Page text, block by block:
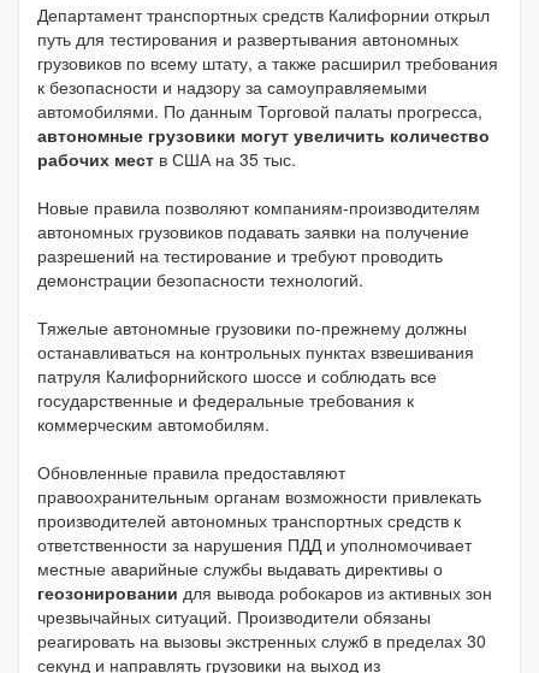
Департамент транспортных средств Калифорнии открыл
путь для тестирования и развертывания автономных
грузовиков по всему штату, а также расширил требования
к безопасности и надзору за самоуправляемыми
автомобилями. По данным Торговой палаты прогресса,
автономные грузовики могут увеличить количество
рабочих мест в США на 35 тыс.
Новые правила позволяют компаниям-производителям
автономных грузовиков подавать заявки на получение
разрешений на тестирование и требуют проводить
демонстрации безопасности технологий.
Тяжелые автономные грузовики по-прежнему должны
останавливаться на контрольных пунктах взвешивания
патруля Калифорнийского шоссе и соблюдать все
государственные и федеральные требования к
коммерческим автомобилям.
Обновленные правила предоставляют
правоохранительным органам возможности привлекать
производителей автономных транспортных средств к
ответственности за нарушения ПДД и уполномочивает
местные аварийные службы выдавать директивы о
геозонировании для вывода робокаров из активных зон
чрезвычайных ситуаций. Производители обязаны
реагировать на вызовы экстренных служб в пределах 30
секунд и направлять грузовики на выход из